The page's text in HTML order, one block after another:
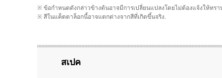
※ ข้อกำหนดดังกล่าวข้างต้นอาจมีการเปลี่ยนแปลงโดยไม่ต้องแจ้งให้ทร
※ สีในแค็ตตาล็อกนี้อาจแตกต่างจากสีที่เกิดขึ้นจริง.
สเปค